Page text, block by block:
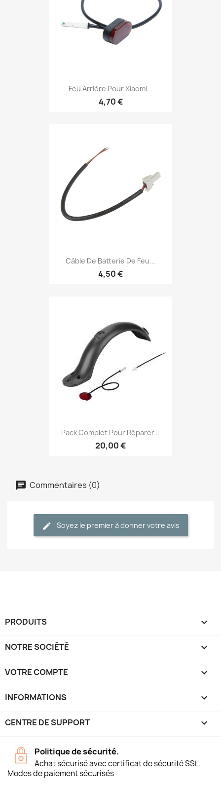
Feu Arrière Pour Xiaomi...
4,70 €
Câble De Batterie De Feu...
4,50 €
Pack Complet Pour Réparer...
20,00 €
Commentaires (0)
Soyez le premier à donner votre avis
PRODUITS 
NOTRE SOCIÉTÉ 
VOTRE COMPTE 
INFORMATIONS keyboard_arrow_down
CENTRE DE SUPPORT 
Politique de sécurité.
Achat sécurisé avec certificat de sécurité SSL.
Modes de paiement sécurisés